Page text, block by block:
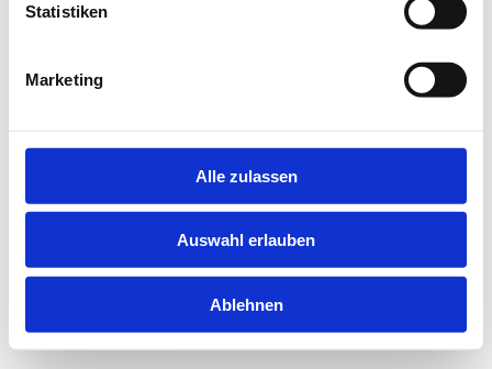
Statistiken
Marketing
Alle zulassen
Auswahl erlauben
Ablehnen